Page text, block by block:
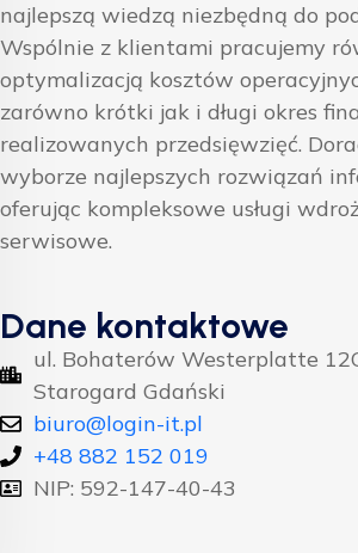
najlepszą wiedzą niezbędną do
Wspólnie z klientami pracujemy
optymalizacją kosztów
zarówno krótki jak i długi okres
realizowanych przedsięwzięć.
wyborze najlepszych rozwiązań
oferując kompleksowe usługi
serwisowe.
Dane kontaktowe
ul. Bohaterów Westerplatte
Starogard Gdański
biuro@login-it.pl
+48 882 152 019
NIP: 592-147-40-43